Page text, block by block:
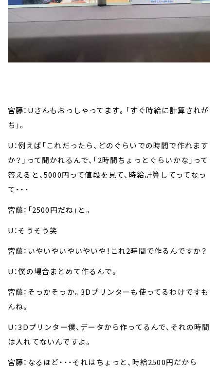
宮藤：Uさんもおっしゃってます。「すぐ時給に計算されが
ち」。
U：例えば「これだったら、どのぐらいでの時間で作れます
か？」って聞かれるんで、「2時間ちょっとぐらいかな」って
答えると、5000円って値段を見て、時給計算してってなっ
て・・・
宮藤：「2500円だね」と。
U：そうそう笑
宮藤：いやいやいやいやいや！これ2時間で作るんですか？
U：僕の場合まとめて作るんで。
宮藤：そっかそっか。3Dプリンターも使ってるわけですも
んね。
U：3Dプリンター僕、データから作ってるんで、それの時間
は入れてないんですよ。
宮藤：なるほど・・・それはちょっと、時給2500円だから